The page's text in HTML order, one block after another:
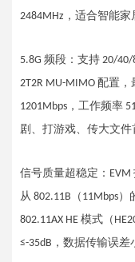
2484MHz，适合智能家
5.8G 频段：支持 20/
2T2R MU-MIMO 配置
1201Mbps，工作频率
剧、打游戏、传大文件
信号质量超稳定：EVM
从 802.11B（11Mbps）
802.11AX HE 模式（
≤-35dB，数据传输误差